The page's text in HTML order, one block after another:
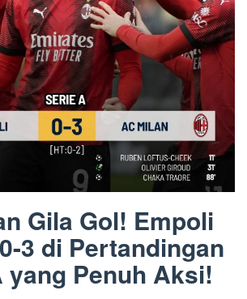
Gila Gol! Empoli
3 di Pertandingan
yang Penuh Aksi!